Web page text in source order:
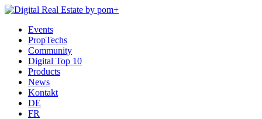
Events
PropTechs
Community
Digital Top 10
Products
News
Kontakt
DE
FR